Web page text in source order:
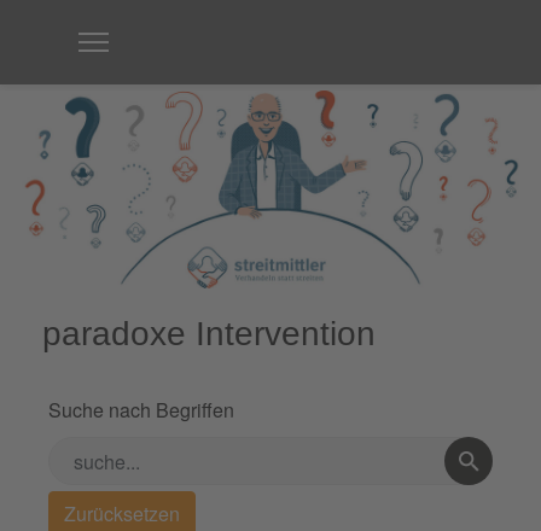
paradoxe Intervention
Suche nach Begriffen